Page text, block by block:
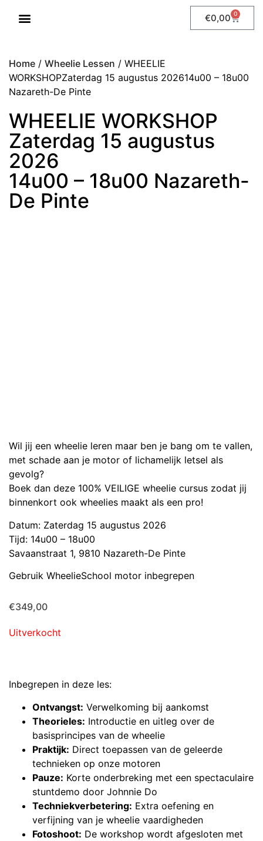
€0,00 0
Home / Wheelie Lessen / WHEELIE
WORKSHOPZaterdag 15 augustus 202614u00 – 18u00
Nazareth-De Pinte
WHEELIE WORKSHOP
Zaterdag 15 augustus
2026
14u00 – 18u00 Nazareth-
De Pinte
Wil jij een wheelie leren maar ben je bang om te vallen,
met schade aan je motor of lichamelijk letsel als
gevolg?
Boek dan deze 100% VEILIGE wheelie cursus zodat jij
binnenkort ook wheelies maakt als een pro!
Datum: Zaterdag 15 augustus 2026
Tijd: 14u00 – 18u00
Savaanstraat 1, 9810 Nazareth-De Pinte
Gebruik WheelieSchool motor inbegrepen
€349,00
Uitverkocht
Inbegrepen in deze les:
Ontvangst: Verwelkoming bij aankomst
Theorieles: Introductie en uitleg over de
basisprincipes van de wheelie
Praktijk: Direct toepassen van de geleerde
technieken op onze motoren
Pauze: Korte onderbreking met een spectaculaire
stuntdemo door Johnnie Do
Techniekverbetering: Extra oefening en
verfijning van je wheelie vaardigheden
Fotoshoot: De workshop wordt afgesloten met